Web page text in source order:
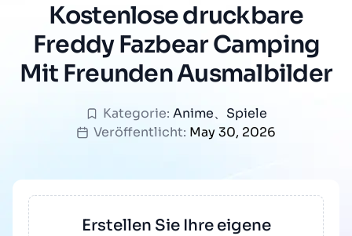
Kostenlose druckbare
Freddy Fazbear Camping
Mit Freunden Ausmalbilder
Kategorie: Anime、 Spiele
Veröffentlicht: May 30, 2026
Erstellen Sie Ihre eigene